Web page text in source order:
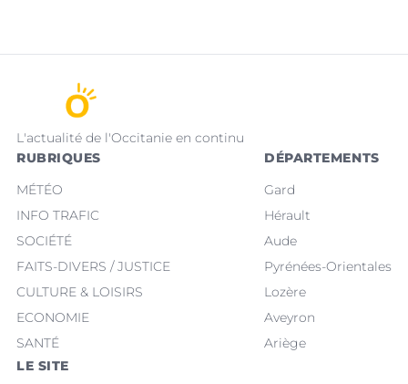
L'actualité de l'Occitanie en continu
RUBRIQUES
MÉTÉO
INFO TRAFIC
SOCIÉTÉ
FAITS-DIVERS / JUSTICE
CULTURE & LOISIRS
ECONOMIE
SANTÉ
DÉPARTEMENTS
Gard
Hérault
Aude
Pyrénées-Orientales
Lozère
Aveyron
Ariège
LE SITE